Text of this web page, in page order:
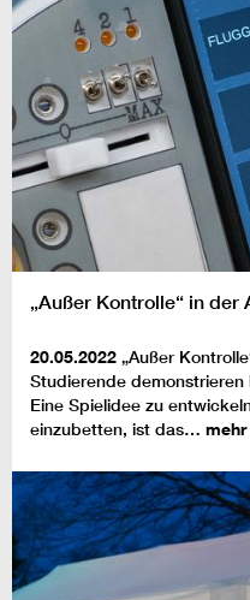
„Außer Kontrolle“ in
20.05.2022 „Außer
Studierende
Eine Spielidee zu
einzubetten, ist das… mehr